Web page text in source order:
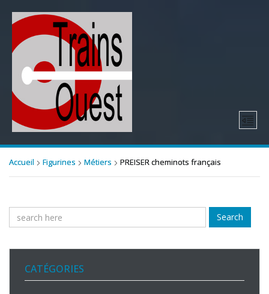
Accueil Figurines Métiers PREISER cheminots français
Search
CATÉGORIES